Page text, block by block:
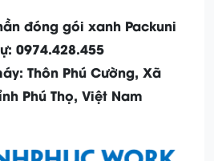
đóng gói xanh Packuni
0974.428.455
Thôn Phú Cường, Xã
Phú Thọ, Việt Nam